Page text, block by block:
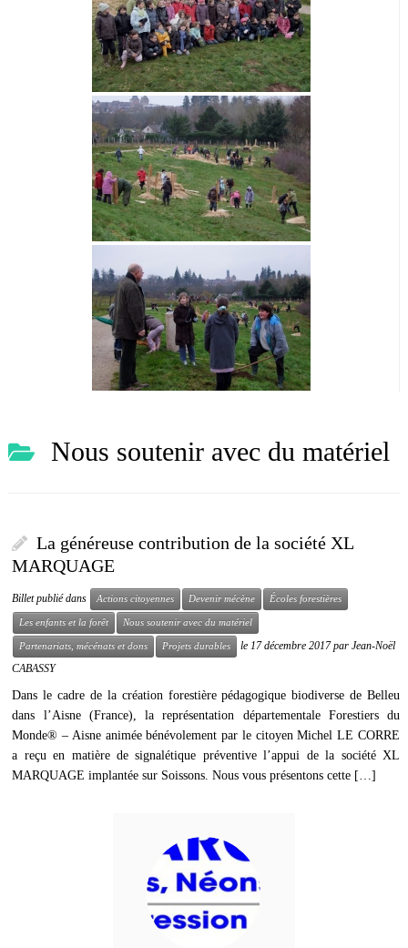
Nous soutenir avec du matériel
La généreuse contribution de la société XL
MARQUAGE
Billet publié dans Actions citoyennes Devenir mécène Écoles forestières
Les enfants et la forêt Nous soutenir avec du matériel
Partenariats, mécénats et dons Projets durables le 17 décembre 2017 parJean-Noël
CABASSY
Dans le cadre de la création forestière pédagogique biodiverse de Belleu
dans l’Aisne (France), la représentation départementale Forestiers du
Monde® – Aisne animée bénévolement par le citoyen Michel LE CORRE
a reçu en matière de signalétique préventive l’appui de la société XL
MARQUAGE implantée sur Soissons. Nous vous présentons cette […]